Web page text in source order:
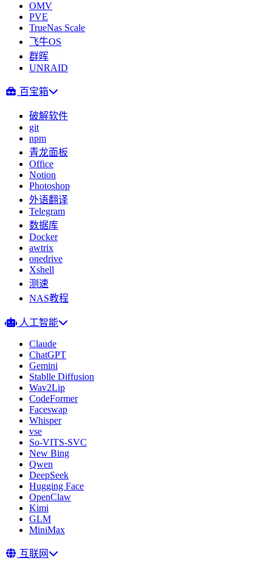
OMV
PVE
TrueNas Scale
飞牛OS
群晖
UNRAID
百宝箱
破解软件
git
npm
青龙面板
Office
Notion
Photoshop
外语翻译
Telegram
数据库
Docker
awtrix
onedrive
Xshell
测速
NAS教程
人工智能
Claude
ChatGPT
Gemini
Stablle Diffusion
Wav2Lip
CodeFormer
Faceswap
Whisper
vse
So-VITS-SVC
New Bing
Qwen
DeepSeek
Hugging Face
OpenClaw
Kimi
GLM
MiniMax
互联网